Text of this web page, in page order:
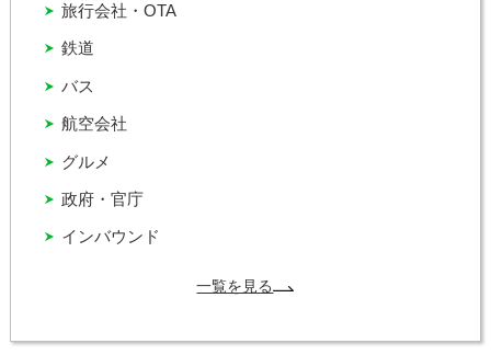
インバウンド
グルメ
バス
政府・官庁
旅行会社・OTA
航空会社
鉄道
一覧を見る